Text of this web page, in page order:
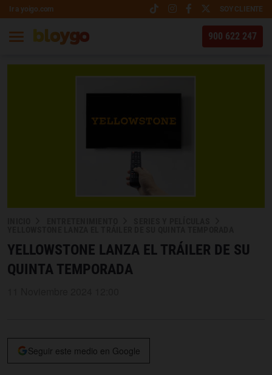
Ir a yoigo.com SOY CLIENTE
900 622 247
YELLOWSTONE LANZA EL TRÁILER DE SU
QUINTA TEMPORADA
Seguir este medio en Google